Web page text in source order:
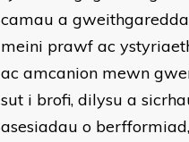
camau a
meini prawf ac
ac amcanion mewn
sut i brofi, dilysu a
asesiadau o